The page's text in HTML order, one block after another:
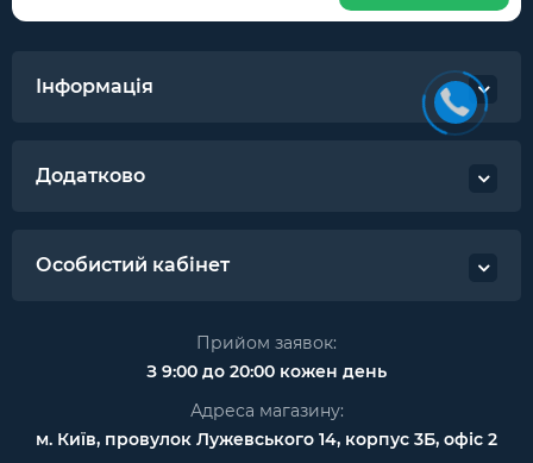
Інформація
Додатково
Особистий кабінет
Прийом заявок:
З 9:00 до 20:00 кожен день
Адреса магазину:
м. Київ, провулок Лужевського 14, корпус 3Б, офіс 2